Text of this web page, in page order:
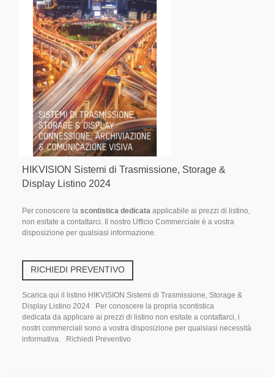
HIKVISION Sistemi di Trasmissione, Storage &
Display Listino 2024
Per conoscere la scontistica dedicata applicabile ai prezzi di listino,
non esitate a contattarci. Il nostro Ufficio Commerciale è a vostra
disposizione per qualsiasi informazione.
RICHIEDI PREVENTIVO
Scarica qui il listino HIKVISION Sistemi di Trasmissione, Storage &
Display Listino 2024 Per conoscere la propria scontistica
dedicata da applicare ai prezzi di listino non esitate a contattarci, i
nostri commerciali sono a vostra disposizione per qualsiasi necessità
informativa. Richiedi Preventivo